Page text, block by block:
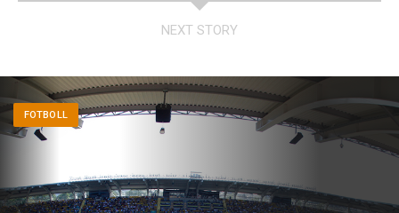
NEXT STORY
FOTBOLL